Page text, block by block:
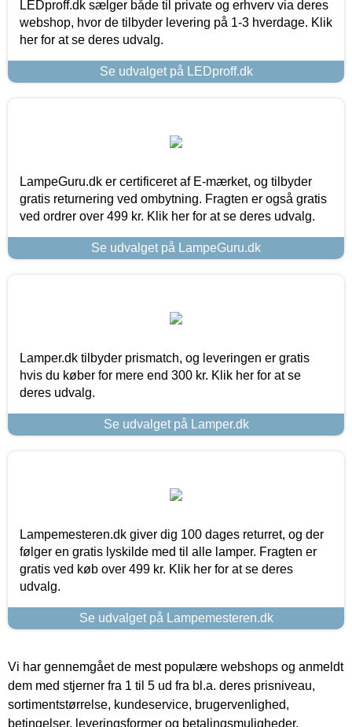
LEDproff.dk sælger både til private og erhverv via deres
webshop, hvor de tilbyder levering på 1-3 hverdage. Klik
her for at se deres udvalg.
Se udvalget på LEDproff.dk
LampeGuru.dk er certificeret af E-mærket, og tilbyder
gratis returnering ved ombytning. Fragten er også gratis
ved ordrer over 499 kr. Klik her for at se deres udvalg.
Se udvalget på LampeGuru.dk
Lamper.dk tilbyder prismatch, og leveringen er gratis
hvis du køber for mere end 300 kr. Klik her for at se
deres udvalg.
Se udvalget på Lamper.dk
Lampemesteren.dk giver dig 100 dages returret, og der
følger en gratis lyskilde med til alle lamper. Fragten er
gratis ved køb over 499 kr. Klik her for at se deres
udvalg.
Se udvalget på Lampemesteren.dk
Vi har gennemgået de mest populære webshops og anmeldt
dem med stjerner fra 1 til 5 ud fra bl.a. deres prisniveau,
sortimentstørrelse, kundeservice, brugervenlighed,
betingelser, leveringsformer og betalingsmuligheder.